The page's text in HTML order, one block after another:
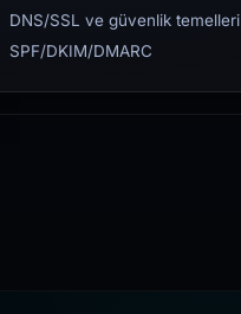
DNS/SSL ve güvenlik temelleri
SPF/DKIM/DMARC